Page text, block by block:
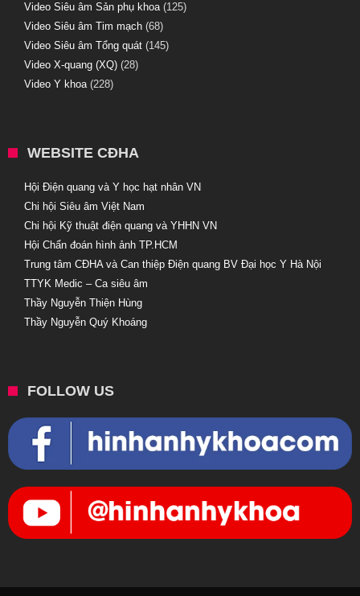
Video Siêu âm Sản phụ khoa(125)
Video Siêu âm Tim mạch (68)
Video Siêu âm Tổng quát (145)
Video X-quang (XQ) (28)
Video Y khoa(228)
WEBSITE CĐHA
Hội Điện quang và Y học hạt nhân VN
Chi hội Siêu âm Việt Nam
Chi hội Kỹ thuật điện quang và YHHN VN
Hội Chẩn đoán hình ảnh TP.HCM
Trung tâm CĐHA và Can thiệp Điện quang BV Đại học Y Hà Nội
TTYK Medic – Ca siêu âm
Thầy Nguyễn Thiện Hùng
Thầy Nguyễn Quý Khoáng
FOLLOW US